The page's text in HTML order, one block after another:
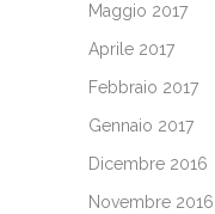
Maggio 2017
Aprile 2017
Febbraio 2017
Gennaio 2017
Dicembre 2016
Novembre 2016